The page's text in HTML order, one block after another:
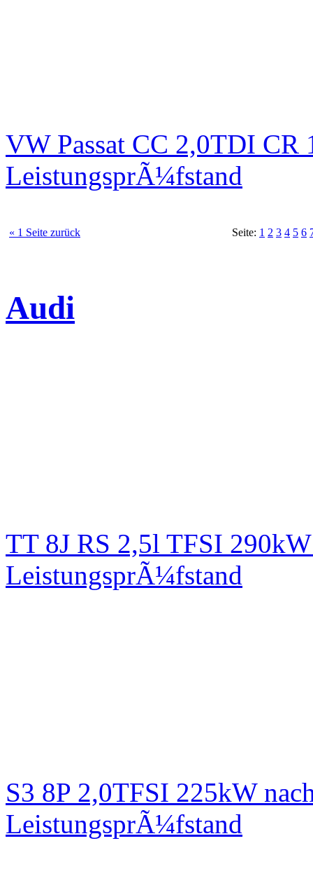
VW Passat CC 2,0TDI CR
LeistungsprÃ¼fstand
« 1 Seite zurück Seite: 1 2 3 4 5 6
Audi
TT 8J RS 2,5l TFSI
LeistungsprÃ¼fstand
S3 8P 2,0TFSI 225kW
LeistungsprÃ¼fstand